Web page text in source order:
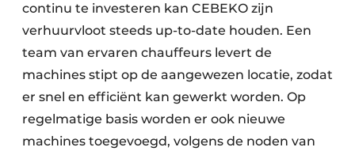
continu te investeren kan CEBEKO zijn
verhuurvloot steeds up-to-date houden. Een
team van ervaren chauffeurs levert de
machines stipt op de aangewezen locatie, zodat
er snel en efficiënt kan gewerkt worden. Op
regelmatige basis worden er ook nieuwe
machines toegevoegd, volgens de noden van